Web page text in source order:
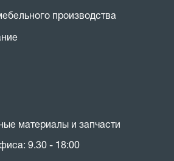
производства
материалы и запчасти
9.30 - 18:00